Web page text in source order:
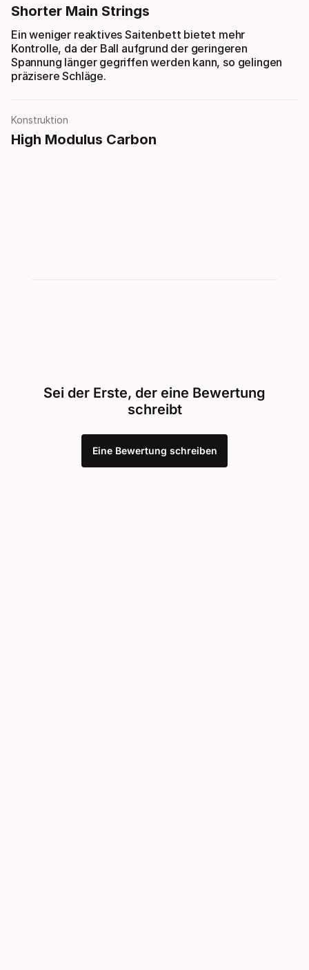
Shorter Main Strings
Ein weniger reaktives Saitenbett bietet mehr
Kontrolle, da der Ball aufgrund der geringeren
Spannung länger gegriffen werden kann, so gelingen
präzisere Schläge.
Konstruktion
High Modulus Carbon
Sei der Erste, der eine Bewertung
schreibt
Eine Bewertung schreiben